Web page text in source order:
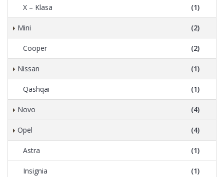
X – Klasa (1)
Mini (2)
Cooper (2)
Nissan (1)
Qashqai (1)
Novo (4)
Opel (4)
Astra (1)
Insignia (1)